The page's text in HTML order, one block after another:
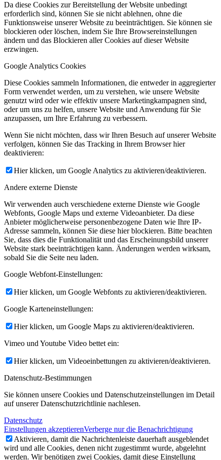
Da diese Cookies zur Bereitstellung der Website unbedingt
erforderlich sind, können Sie sie nicht ablehnen, ohne die
Funktionsweise unserer Website zu beeinträchtigen. Sie können sie
blockieren oder löschen, indem Sie Ihre Browsereinstellungen
ändern und das Blockieren aller Cookies auf dieser Website
erzwingen.
Google Analytics Cookies
Diese Cookies sammeln Informationen, die entweder in aggregierter
Form verwendet werden, um zu verstehen, wie unsere Website
genutzt wird oder wie effektiv unsere Marketingkampagnen sind,
oder um uns zu helfen, unsere Website und Anwendung für Sie
anzupassen, um Ihre Erfahrung zu verbessern.
Wenn Sie nicht möchten, dass wir Ihren Besuch auf unserer Website
verfolgen, können Sie das Tracking in Ihrem Browser hier
deaktivieren:
Hier klicken, um Google Analytics zu aktivieren/deaktivieren.
Andere externe Dienste
Wir verwenden auch verschiedene externe Dienste wie Google
Webfonts, Google Maps und externe Videoanbieter. Da diese
Anbieter möglicherweise personenbezogene Daten wie Ihre IP-
Adresse sammeln, können Sie diese hier blockieren. Bitte beachten
Sie, dass dies die Funktionalität und das Erscheinungsbild unserer
Website stark beeinträchtigen kann. Änderungen werden wirksam,
sobald Sie die Seite neu laden.
Google Webfont-Einstellungen:
Hier klicken, um Google Webfonts zu aktivieren/deaktivieren.
Google Karteneinstellungen:
Hier klicken, um Google Maps zu aktivieren/deaktivieren.
Vimeo und Youtube Video bettet ein:
Hier klicken, um Videoeinbettungen zu aktivieren/deaktivieren.
Datenschutz-Bestimmungen
Sie können unsere Cookies und Datenschutzeinstellungen im Detail
auf unserer Datenschutzrichtlinie nachlesen.
Datenschutz
Einstellungen akzeptierenVerberge nur die Benachrichtigung
Aktivieren, damit die Nachrichtenleiste dauerhaft ausgeblendet
wird und alle Cookies, denen nicht zugestimmt wurde, abgelehnt
werden. Wir benötigen zwei Cookies, damit diese Einstellung